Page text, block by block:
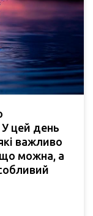
цей день
важливо
можна, а